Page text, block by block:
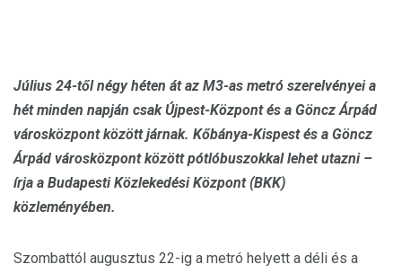
Július 24-től négy héten át az M3-as metró szerelvényei a
hét minden napján csak Újpest-Központ és a Göncz Árpád
városközpont között járnak. Kőbánya-Kispest és a Göncz
Árpád városközpont között pótlóbuszokkal lehet utazni –
írja a Budapesti Közlekedési Központ (BKK)
közleményében.
Szombattól augusztus 22-ig a metró helyett a déli és a